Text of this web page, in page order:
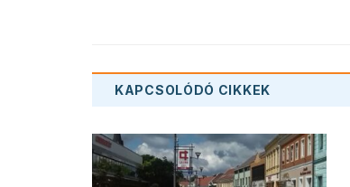
KAPCSOLÓDÓ CIKKEK